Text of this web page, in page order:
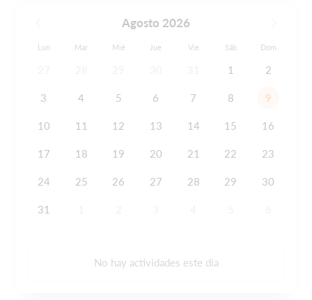
Agosto 2026
Lun Mar Mié Jue Vie Sáb Dom
1 2
3 4 5 6 7 8 9
10 11 12 13 14 15 16
17 18 19 20 21 22 23
24 25 26 27 28 29 30
31
No hay actividades este día